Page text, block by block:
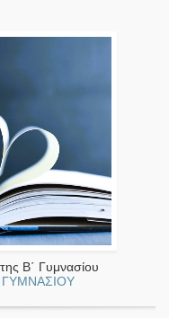
Β΄ Γυμνασίου